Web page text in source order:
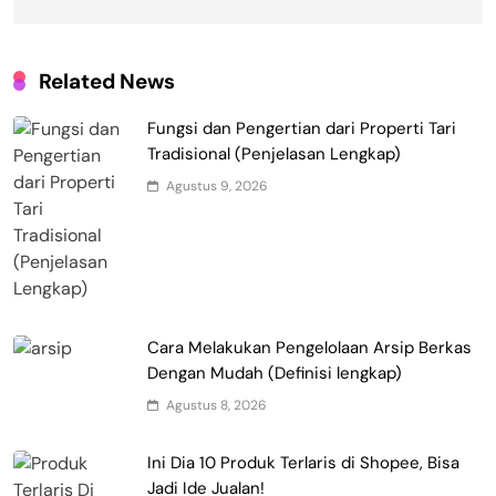
Related News
Fungsi dan Pengertian dari Properti Tari
Tradisional (Penjelasan Lengkap)
Agustus 9, 2026
Cara Melakukan Pengelolaan Arsip Berkas
Dengan Mudah (Definisi lengkap)
Agustus 8, 2026
Ini Dia 10 Produk Terlaris di Shopee, Bisa
Jadi Ide Jualan!